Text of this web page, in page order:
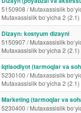
5150908 / Mutaxassislik
Mutaxassislik bo‘yicha 2 (2.1)
Dizayn: kostyum dizayni
5150907 / Mutaxassislik
Mutaxassislik bo‘yicha 2 (2.1)
Iqtisodiyot (tarmoqlar va
5230100 / Mutaxassislik
Mutaxassislik bo‘yicha 2 (2.1)
Marketing (tarmoqlar va
5230400 / Mutaxassislik